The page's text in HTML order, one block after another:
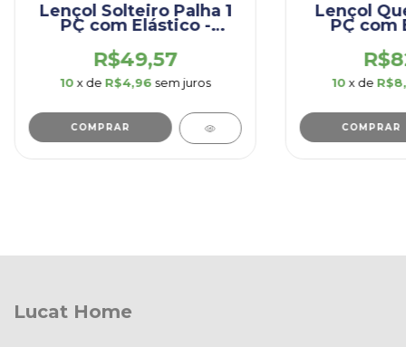
Lençol Solteiro Palha 1
PÇ com Elástico -
R$49,57
10 x de R$4,96 sem juros
COMPRAR
Lençol
PÇ com
10 x de
COMPRAR
Lucat Home